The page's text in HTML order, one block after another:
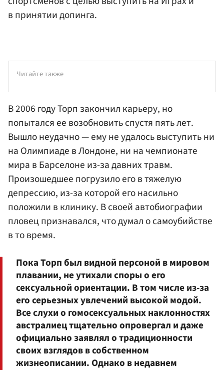
в принятии допинга.
Читайте также
В 2006 году Торп закончил карьеру, но
попытался ее возобновить спустя пять лет.
Вышло неудачно — ему не удалось выступить ни
на Олимпиаде в Лондоне, ни на чемпионате
мира в Барселоне из-за давних травм.
Произошедшее погрузило его в тяжелую
депрессию, из-за которой его насильно
положили в клинику. В своей автобиографии
пловец признавался, что думал о самоубийстве
в то время.
Пока Торп был видной персоной в мировом
плавании, не утихали споры о его
сексуальной ориентации. В том числе из-за
его серьезных увлечений высокой модой.
Все слухи о гомосексуальных наклонностях
австралиец тщательно опровергал и даже
официально заявлял о традиционности
своих взглядов в собственном
жизнеописании. Однако в недавнем